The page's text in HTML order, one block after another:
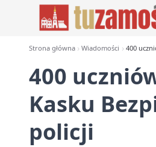
Strona główna Wiadomości 400
400
Kasku
policji